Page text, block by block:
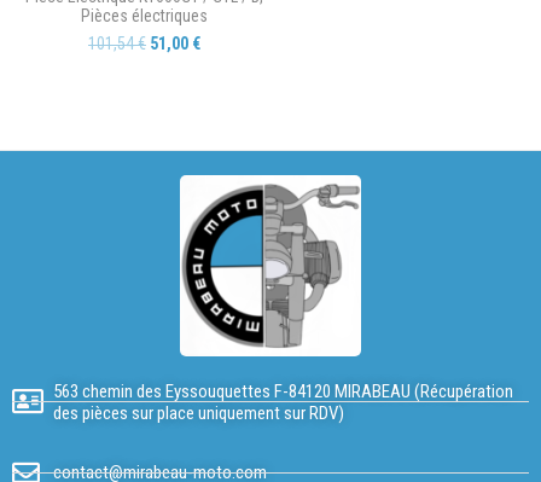
Pièces électriques
101,54€ 51,00 €
563 chemin des Eyssouquettes F-84120 MIRABEAU (Récupération
des pièces sur place uniquement sur RDV)
contact@mirabeau-moto.com